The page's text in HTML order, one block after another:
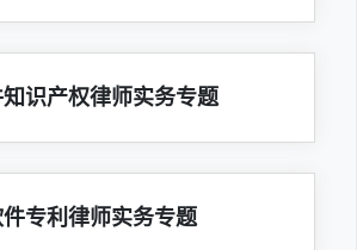
识产权律师实务专题
专利律师实务专题